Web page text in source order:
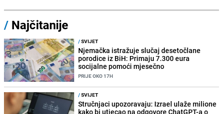
/ Najčitanije
/SVIJET
Njemačka istražuje slučaj desetočlane
porodice iz BiH: Primaju 7.300 eura
socijalne pomoći mjesečno
PRIJE OKO 17H
/SVIJET
Stručnjaci upozoravaju: Izrael ulaže milione
kako bi utjecao na odgovore ChatGPT-a o